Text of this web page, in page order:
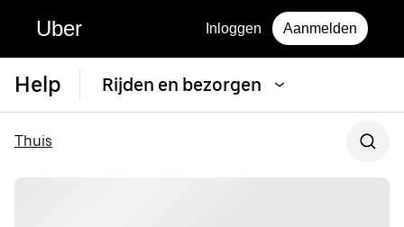
Uber Inloggen Aanmelden
Help Rijden en bezorgen
Thuis